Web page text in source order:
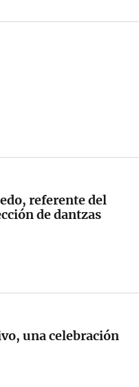
referente del
de dantzas
una celebración